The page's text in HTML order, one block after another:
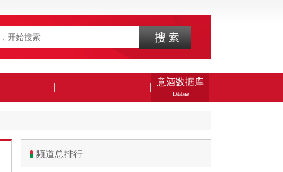
意酒数据库
Database
频道总排行